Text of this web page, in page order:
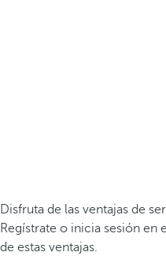
Disfruta de las ventajas de
Regístrate o inicia sesión
de estas ventajas.